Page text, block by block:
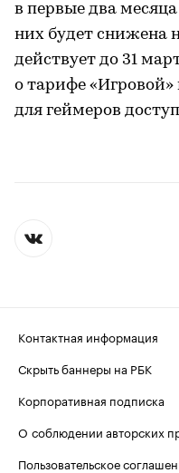
в первые два
них будет снижена
действует до 31
о тарифе «Игровой»
для геймеров
Контактная информация
Скрыть баннеры на РБК
Корпоративная подписка
О соблюдении авторских
Пользовательское